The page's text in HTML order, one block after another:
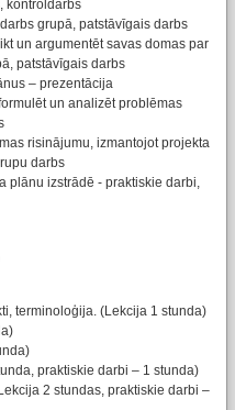
kontroldarbs
grupā, patstāvīgais darbs
un argumentēt savas domas par
patstāvīgais darbs
– prezentācija
un analizēt problēmas
risinājumu, izmantojot projekta
darbs
plānu izstrādē - praktiskie darbi,
terminoloģija. (Lekcija 1 stunda)
praktiskie darbi – 1 stunda)
2 stundas, praktiskie darbi –